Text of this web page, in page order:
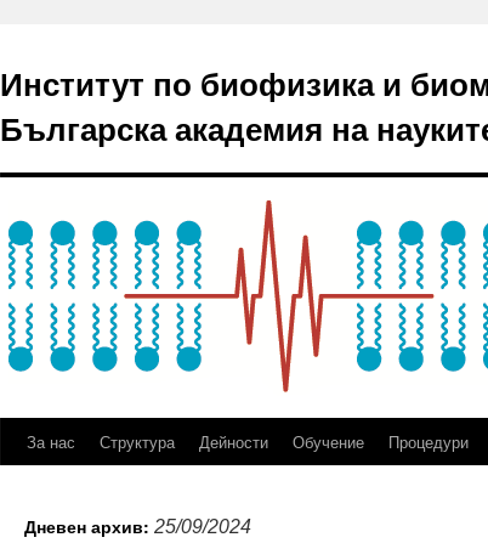
Институт по биофизика и
Българска академия на
За нас Структура Дейности Обучение Процедури
Дневен архив: 25/09/2024